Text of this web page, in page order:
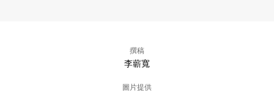
撰稿
李蘄寬
圖片提供